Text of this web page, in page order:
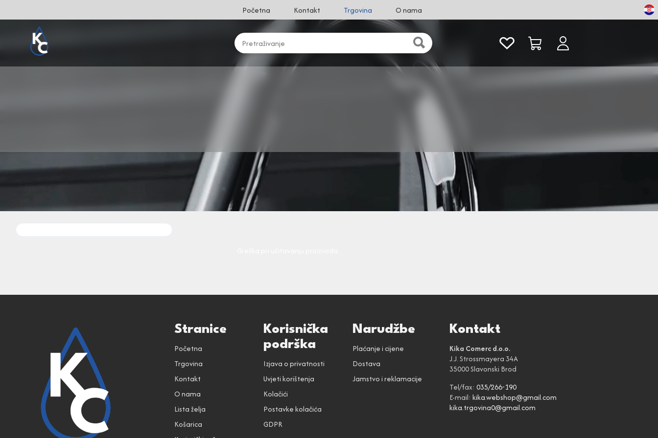
Početna Kontakt Trgovina O nama
Stranice
Početna
Trgovina
Kontakt
O nama
Lista želja
Košarica
Korisnička
podrška
Izjava o privatnosti
Uvjeti korištenja
Kolačići
Postavke kolačića
GDPR
Narudžbe
Plaćanje i cijene
Dostava
Jamstvo i reklamacije
Kontakt
Kika Comerc d.o.o.
J.J. Strossmayera 34A
35000 Slavonski Brod
Tel/fax: 035/266-190
E-mail: kika.webshop@gmail.com
kika.trgovina0@gmail.com